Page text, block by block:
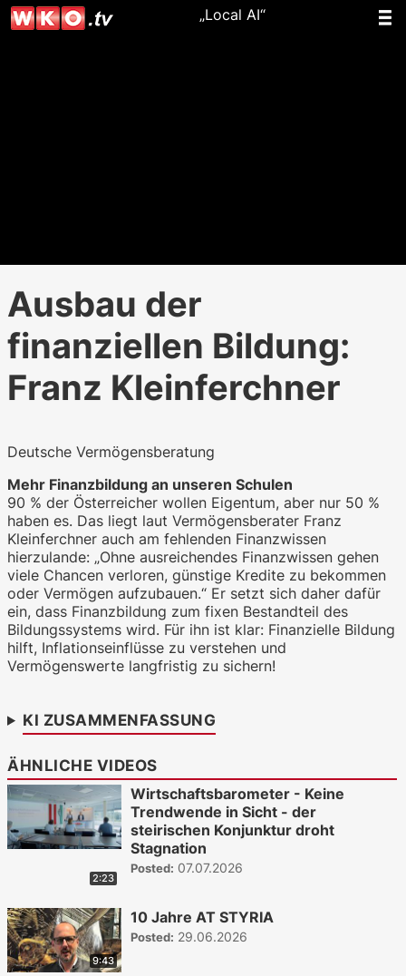
„Local AI“
Ausbau der
finanziellen Bildung:
Franz Kleinferchner
Deutsche Vermögensberatung
Mehr Finanzbildung an unseren Schulen
90 % der Österreicher wollen Eigentum, aber nur 50 %
haben es. Das liegt laut Vermögensberater Franz
Kleinferchner auch am fehlenden Finanzwissen
hierzulande: „Ohne ausreichendes Finanzwissen gehen
viele Chancen verloren, günstige Kredite zu bekommen
oder Vermögen aufzubauen.“ Er setzt sich daher dafür
ein, dass Finanzbildung zum fixen Bestandteil des
Bildungssystems wird. Für ihn ist klar: Finanzielle Bildung
hilft, Inflationseinflüsse zu verstehen und
Vermögenswerte langfristig zu sichern!
KI ZUSAMMENFASSUNG
ÄHNLICHE VIDEOS
2:23
Wirtschaftsbarometer - Keine
Trendwende in Sicht - der
steirischen Konjunktur droht
Stagnation
Posted: 07.07.2026
9:43
10 Jahre AT STYRIA
Posted: 29.06.2026
WKO.tv KI (lokales LLM gemma-4-
26b-a4b-it, Blackwell)